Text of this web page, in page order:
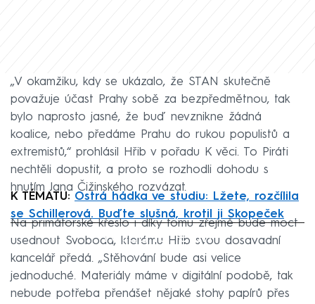
„V okamžiku, kdy se ukázalo, že STAN skutečně
považuje účast Prahy sobě za bezpředmětnou, tak
bylo naprosto jasné, že buď nevznikne žádná
koalice, nebo předáme Prahu do rukou populistů a
extremistů,“ prohlásil Hřib v pořadu K věci. To Piráti
nechtěli dopustit, a proto se rozhodli dohodu s
hnutím Jana Čižinského rozvázat.
K TÉMATU: Ostrá hádka ve studiu: Lžete, rozčílila
se Schillerová. Buďte slušná, krotil ji Skopeček
Failed to fetch
Na primátorské křeslo i díky tomu zřejmě bude moct
usednout Svoboda, kterému Hřib svou dosavadní
kancelář předá. „Stěhování bude asi velice
jednoduché. Materiály máme v digitální podobě, tak
nebude potřeba přenášet nějaké stohy papírů přes